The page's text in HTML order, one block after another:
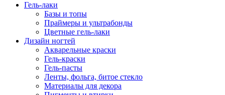
Гель-лаки
Базы и топы
Праймеры и ультрабонды
Цветные гель-лаки
Дизайн ногтей
Акварельные краски
Гель-краски
Гель-пасты
Ленты, фольга, битое стекло
Материалы для декора